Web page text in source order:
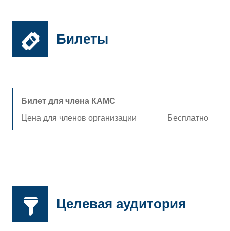
Билеты
Билет для члена КАМС
Цена для членов организации
Бесплатно
Целевая аудитория